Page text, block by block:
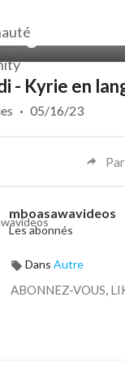
- Kyrie en
· 05/16/23
mboasawavideos
Les abonnés
Dans Autre
ABONNEZ-VOUS,